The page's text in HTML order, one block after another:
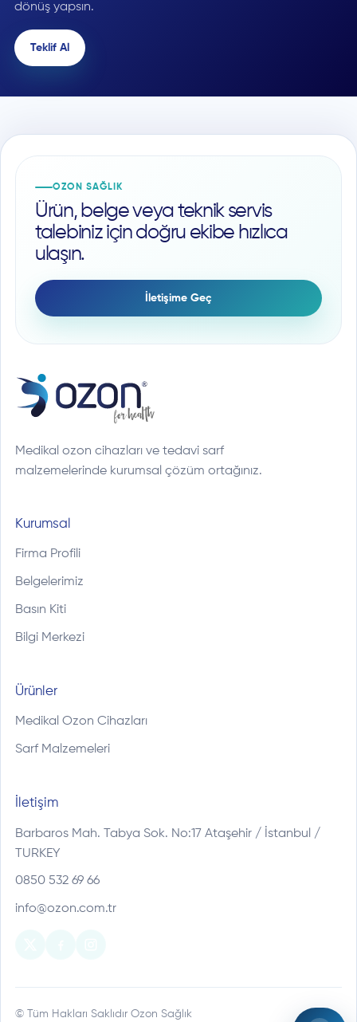
dönüş yapsın.
Teklif Al
OZON SAĞLIK
Ürün, belge veya teknik servis
talebiniz için doğru ekibe hızlıca
ulaşın.
İletişime Geç
Medikal ozon cihazları ve tedavi sarf
malzemelerinde kurumsal çözüm ortağınız.
Kurumsal
Firma Profili
Belgelerimiz
Basın Kiti
Bilgi Merkezi
Ürünler
Medikal Ozon Cihazları
Sarf Malzemeleri
İletişim
Barbaros Mah. Tabya Sok. No:17 Ataşehir / İstanbul /
TURKEY
0850 532 69 66
info@ozon.com.tr
© Tüm Hakları Saklıdır Ozon Sağlık